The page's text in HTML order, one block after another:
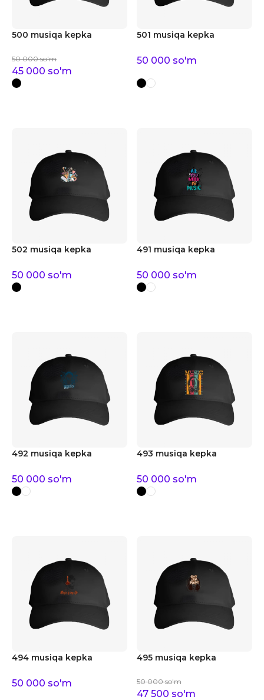
500 musiqa kepka
50 000 so'm
45 000 so'm
501 musiqa kepka
50 000 so'm
502 musiqa kepka
50 000 so'm
491 musiqa kepka
50 000 so'm
492 musiqa kepka
50 000 so'm
493 musiqa kepka
50 000 so'm
494 musiqa kepka
50 000 so'm
495 musiqa kepka
50 000 so'm
47 500 so'm